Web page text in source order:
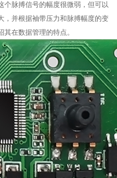
个脉搏信号的幅度很微弱，但可以
，并根据袖带压力和脉搏幅度的变
在数据管理的特点。